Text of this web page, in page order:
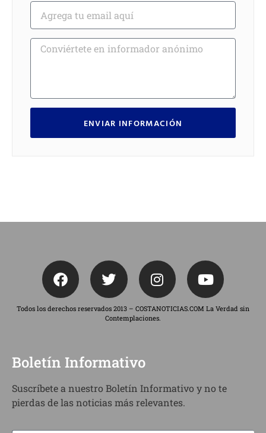
ENVIAR INFORMACIÓN
Todos los derechos reservados 2013 – COSTANOTICIAS.COM La Verdad sin
Contemplaciones.
Boletín Informativo
Suscríbete a nuestro Boletín Informativo y no te
pierdas de las noticias más relevantes.